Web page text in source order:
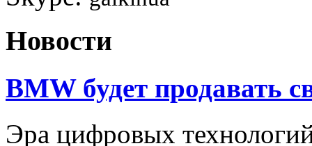
Новости
BMW будет продавать
Эра цифровых